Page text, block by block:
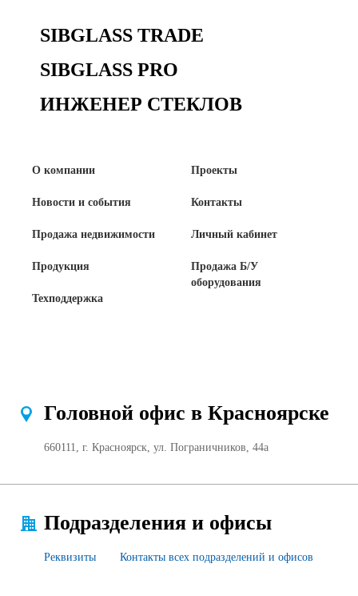
SIBGLASS TRADE
SIBGLASS PRO
ИНЖЕНЕР СТЕКЛОВ
О компании
Новости и события
Продажа недвижимости
Продукция
Техподдержка
Проекты
Контакты
Личный кабинет
Продажа Б/У
оборудования
Головной офис в Красноярске
660111, г. Красноярск, ул. Пограничников, 44а
Подразделения и офисы
Реквизиты Контакты всех подразделений и офисов